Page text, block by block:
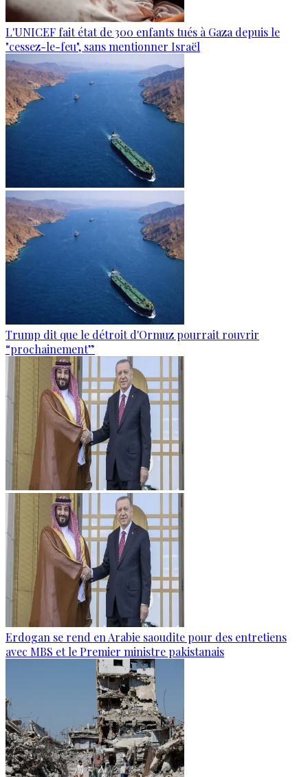
L'UNICEF fait état de 300 enfants tués à Gaza depuis le
"cessez-le-feu", sans mentionner Israël
Trump dit que le détroit d'Ormuz pourrait rouvrir
“prochainement”
Erdogan se rend en Arabie saoudite pour des entretiens
avec MBS et le Premier ministre pakistanais